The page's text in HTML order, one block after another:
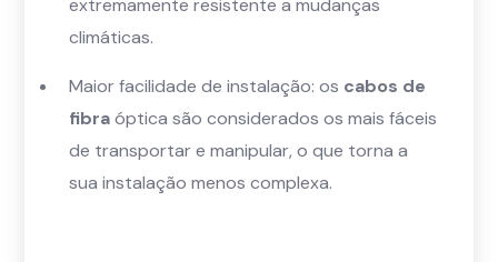
extremamente resistente a mudanças
climáticas.
Maior facilidade de instalação: os cabos de
fibraóptica são considerados os mais fáceis
de transportar e manipular, o que torna a
sua instalação menos complexa.